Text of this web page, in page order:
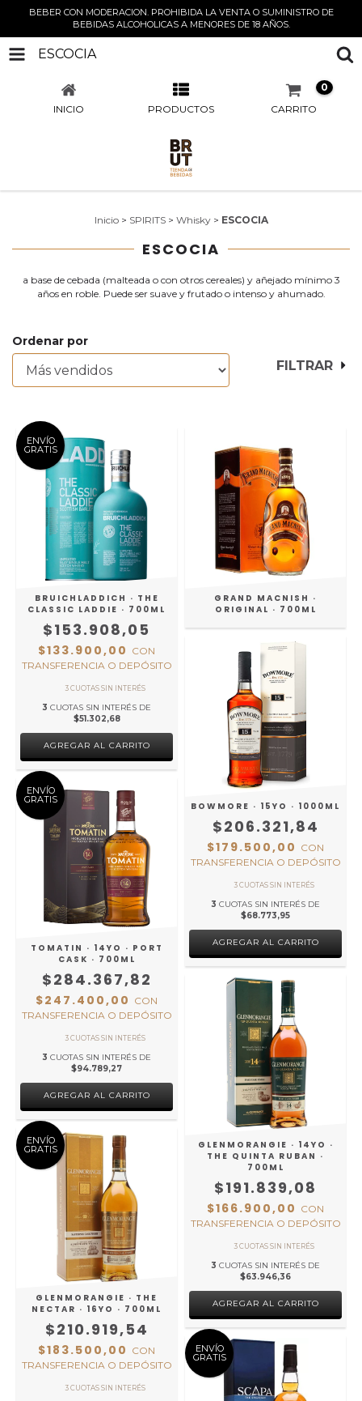
BEBER CON MODERACION. PROHIBIDA LA VENTA O SUMINISTRO DE
BEBIDAS ALCOHOLICAS A MENORES DE 18 AÑOS.
ESCOCIA
INICIO PRODUCTOS CARRITO
0
Inicio > SPIRITS > Whisky > ESCOCIA
ESCOCIA
a base de cebada (malteada o con otros cereales) y añejado mínimo 3
años en roble. Puede ser suave y frutado o intenso y ahumado.
Ordenar por
FILTRAR
ENVÍO
GRATIS
BRUICHLADDICH · THE
CLASSIC LADDIE · 700ML
$153.908,05
$133.900,00 CON
TRANSFERENCIA O DEPÓSITO
3 CUOTAS SIN INTERÉS DE
$51.302,68
GRAND MACNISH ·
ORIGINAL · 700ML
ENVÍO
GRATIS
TOMATIN · 14YO · PORT
CASK · 700ML
$284.367,82
$247.400,00 CON
TRANSFERENCIA O DEPÓSITO
3 CUOTAS SIN INTERÉS DE
$94.789,27
BOWMORE · 15YO · 1000ML
$206.321,84
$179.500,00 CON
TRANSFERENCIA O DEPÓSITO
3 CUOTAS SIN INTERÉS DE
$68.773,95
ENVÍO
GRATIS
GLENMORANGIE · THE
NECTAR · 16YO · 700ML
$210.919,54
$183.500,00 CON
TRANSFERENCIA O DEPÓSITO
GLENMORANGIE · 14YO ·
THE QUINTA RUBAN ·
700ML
$191.839,08
$166.900,00 CON
TRANSFERENCIA O DEPÓSITO
3 CUOTAS SIN INTERÉS DE
$63.946,36
ENVÍO
GRATIS